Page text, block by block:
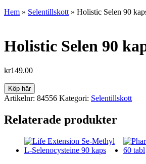
Hem » Selentillskott » Holistic Selen 90
Holistic Selen 90
kr149.00
Köp här
Artikelnr: 84556 Kategori: Selentillskott
Relaterade produkter